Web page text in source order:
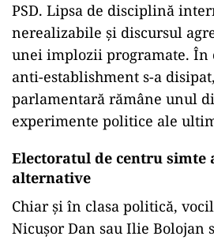
PSD. Lipsa de disciplină
nerealizabile și discursul
unei implozii programate. În
anti-establishment s-a
parlamentară rămâne unul
experimente politice ale
Electoratul de centru simte
alternative
Chiar și în clasa politică,
Nicușor Dan sau Ilie Bolojan